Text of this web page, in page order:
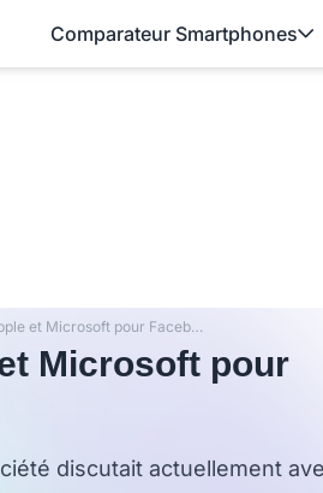
Comparateur Smartphones
Facebook négocie avec Apple et Microsoft pour Facebook Home, mais...
Microsoft pour
discutait actuellement